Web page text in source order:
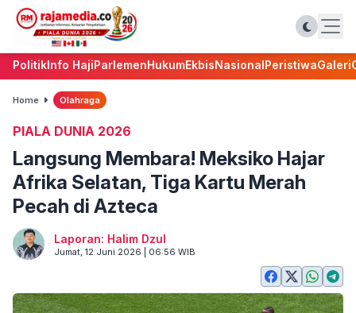
PolitikInfo HajiParlemenHukumEkbisNasionalPeristiwaGaleri
Home Olahraga
PIALA DUNIA 2026
Langsung Membara! Meksiko Hajar
Afrika Selatan, Tiga Kartu Merah
Pecah di Azteca
Laporan: Halim Dzul
Jumat, 12 Juni 2026 | 06:56 WIB